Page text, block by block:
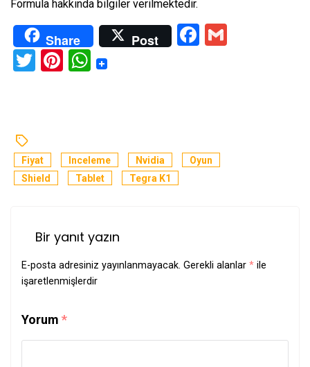
Formula hakkında bilgiler verilmektedir.
Share Post Facebook
Twitter
Pinterest
WhatsApp
Fiyat Inceleme Nvidia
Oyun
Shield
Tablet Tegra K1
Bir yanıt yazın
E-posta adresiniz yayınlanmayacak. Gerekli alanlar * ile
işaretlenmişlerdir
Yorum *